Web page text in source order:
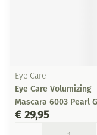
Eye Care
Eye Care Volumizing
Mascara 6003 Pearl
€ 29,95